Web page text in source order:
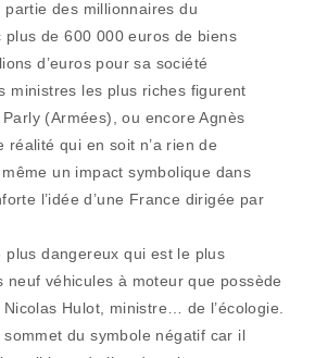
des millionnaires du
plus de 600 000 euros de biens
d’euros pour sa société
ministres les plus riches figurent
(Armées), ou encore Agnès
réalité qui en soit n’a rien de
un impact symbolique dans
l’idée d’une France dirigée par
plus dangereux qui est le plus
neuf véhicules à moteur que possède
Hulot, ministre… de l’écologie.
du symbole négatif car il